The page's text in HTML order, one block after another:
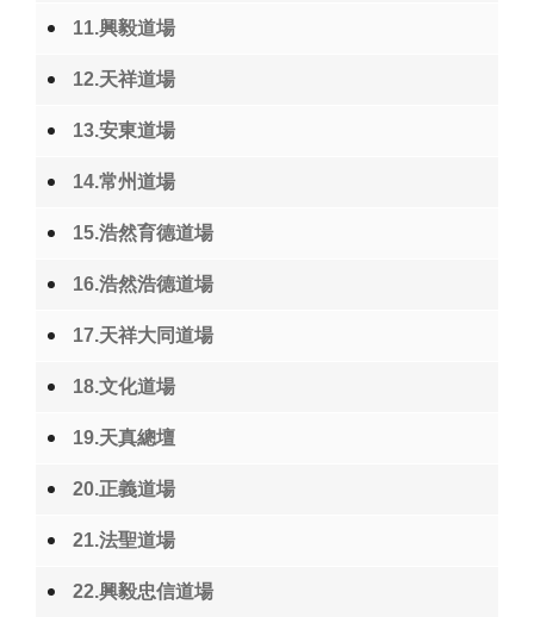
11.興毅道場
12.天祥道場
13.安東道場
14.常州道場
15.浩然育德道場
16.浩然浩德道場
17.天祥大同道場
18.文化道場
19.天真總壇
20.正義道場
21.法聖道場
22.興毅忠信道場